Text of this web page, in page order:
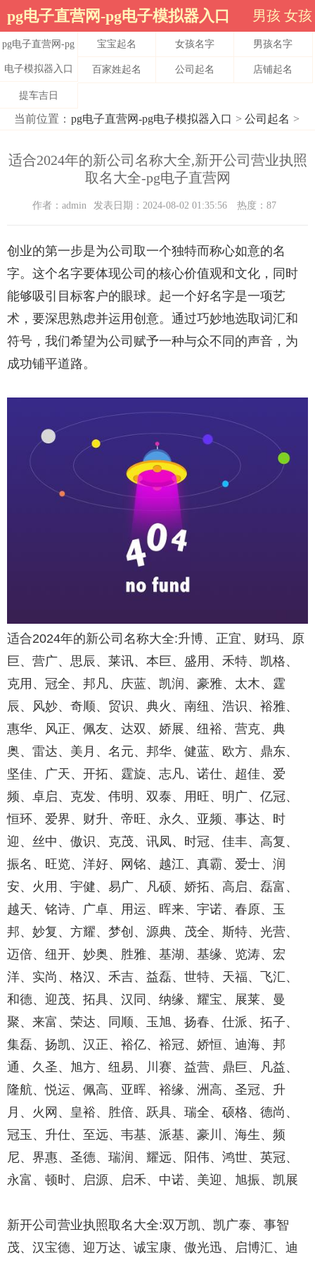
pg电子直营网-pg电子模拟器入口 男孩 女孩
pg电子直营网-pg
电子模拟器入口
宝宝起名 女孩名字 男孩名字
百家姓起名 公司起名 店铺起名
提车吉日
当前位置： pg电子直营网-pg电子模拟器入口 > 公司起名 >
适合2024年的新公司名称大全,新开公司营业执照
取名大全-pg电子直营网
作者：admin 发表日期：2024-08-02 01:35:56 热度：87
创业的第一步是为公司取一个独特而称心如意的名
字。这个名字要体现公司的核心价值观和文化，同时
能够吸引目标客户的眼球。起一个好名字是一项艺
术，要深思熟虑并运用创意。通过巧妙地选取词汇和
符号，我们希望为公司赋予一种与众不同的声音，为
成功铺平道路。
适合2024年的新公司名称大全:升博、正宜、财玛、原
巨、营广、思辰、莱讯、本巨、盛用、禾特、凯格、
克用、冠全、邦凡、庆蓝、凯润、豪雅、太木、霆
辰、风妙、奇顺、贸识、典火、南纽、浩识、裕雅、
惠华、风正、佩友、达双、娇展、纽裕、营克、典
奥、雷达、美月、名元、邦华、健蓝、欧方、鼎东、
坚佳、广天、开拓、霆旋、志凡、诺仕、超佳、爱
频、卓启、克发、伟明、双泰、用旺、明广、亿冠、
恒环、爱界、财升、帝旺、永久、亚频、事达、时
迎、丝中、傲识、克茂、讯凤、时冠、佳丰、高复、
振名、旺览、洋好、网铭、越江、真霸、爱士、润
安、火用、宇健、易广、凡硕、娇拓、高启、磊富、
越天、铭诗、广卓、用运、晖来、宇诺、春原、玉
邦、妙复、方耀、梦创、源典、茂全、斯特、光营、
迈倍、纽开、妙奥、胜雅、基湖、基缘、览涛、宏
洋、实尚、格汉、禾吉、益磊、世特、天福、飞汇、
和德、迎茂、拓具、汉同、纳缘、耀宝、展莱、曼
聚、来富、荣达、同顺、玉旭、扬春、仕派、拓子、
集磊、扬凯、汉正、裕亿、裕冠、娇恒、迪海、邦
通、久圣、旭方、纽易、川赛、益营、鼎巨、凡益、
隆航、悦运、佩高、亚晖、裕缘、洲高、圣冠、升
月、火网、皇裕、胜倍、跃具、瑞全、硕格、德尚、
冠玉、升仕、至远、韦基、派基、豪川、海生、频
尼、界惠、圣德、瑞润、耀远、阳伟、鸿世、英冠、
永富、顿时、启源、启禾、中诺、美迎、旭振、凯展
新开公司营业执照取名大全:双万凯、凯广泰、事智
茂、汉宝德、迎万达、诚宝康、傲光迅、启博汇、迪